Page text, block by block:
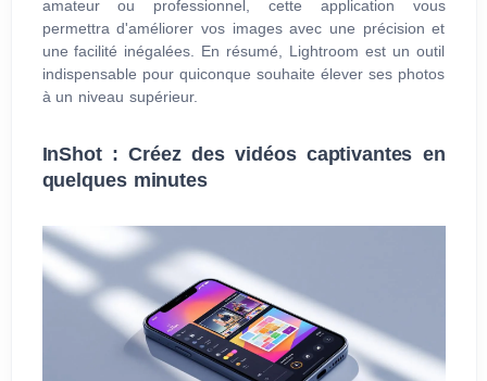
amateur ou professionnel, cette application vous
permettra d'améliorer vos images avec une précision et
une facilité inégalées. En résumé, Lightroom est un outil
indispensable pour quiconque souhaite élever ses photos
à un niveau supérieur.
InShot : Créez des vidéos captivantes en
quelques minutes